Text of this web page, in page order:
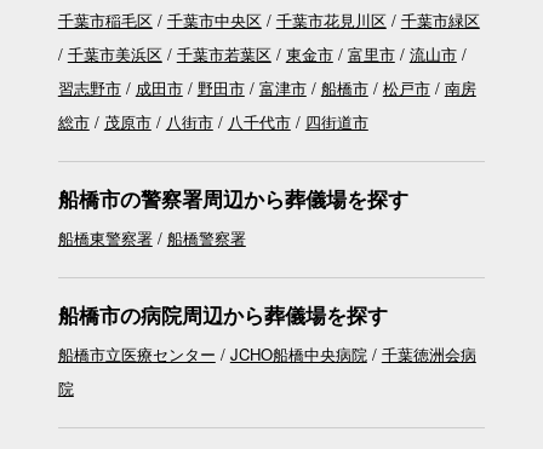
千葉市稲毛区
千葉市中央区 千葉市花見川区
千葉市緑区
千葉市美浜区
千葉市若葉区 東金市 富里市
流山市
習志野市
成田市 野田市 富津市 船橋市 松戸市
南房
総市
茂原市 八街市 八千代市 四街道市
船橋市の警察署周辺から葬儀場を探す
船橋東警察署 船橋警察署
船橋市の病院周辺から葬儀場を探す
船橋市立医療センター JCHO船橋中央病院
千葉徳洲会病
院